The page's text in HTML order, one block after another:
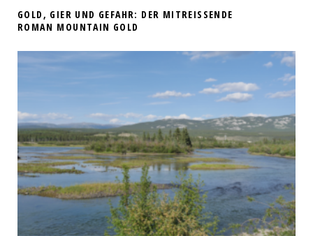
GOLD, GIER UND GEFAHR: DER MITREISSENDE R
OMAN MOUNTAIN GOLD